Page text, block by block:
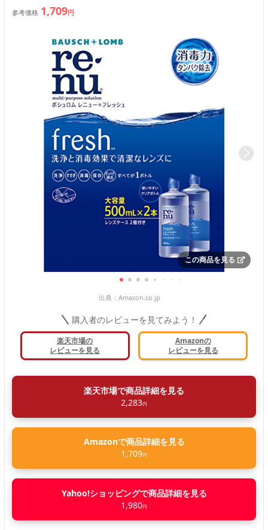
参考価格 1,709円
この商品を見る
出典： Amazon.co.jp
購入者のレビューを見てみよう！
楽天市場の
レビューを見る
Amazonの
レビューを見る
楽天市場で商品詳細を見る
2,283円
Amazonで商品詳細を見る
1,709円
Yahoo!ショッピングで商品詳細を見る
1,980円